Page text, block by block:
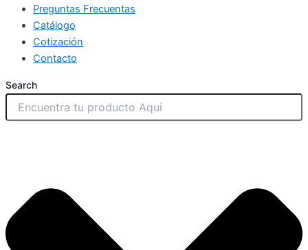
Preguntas Frecuentas
Catálogo
Cotización
Contacto
Search